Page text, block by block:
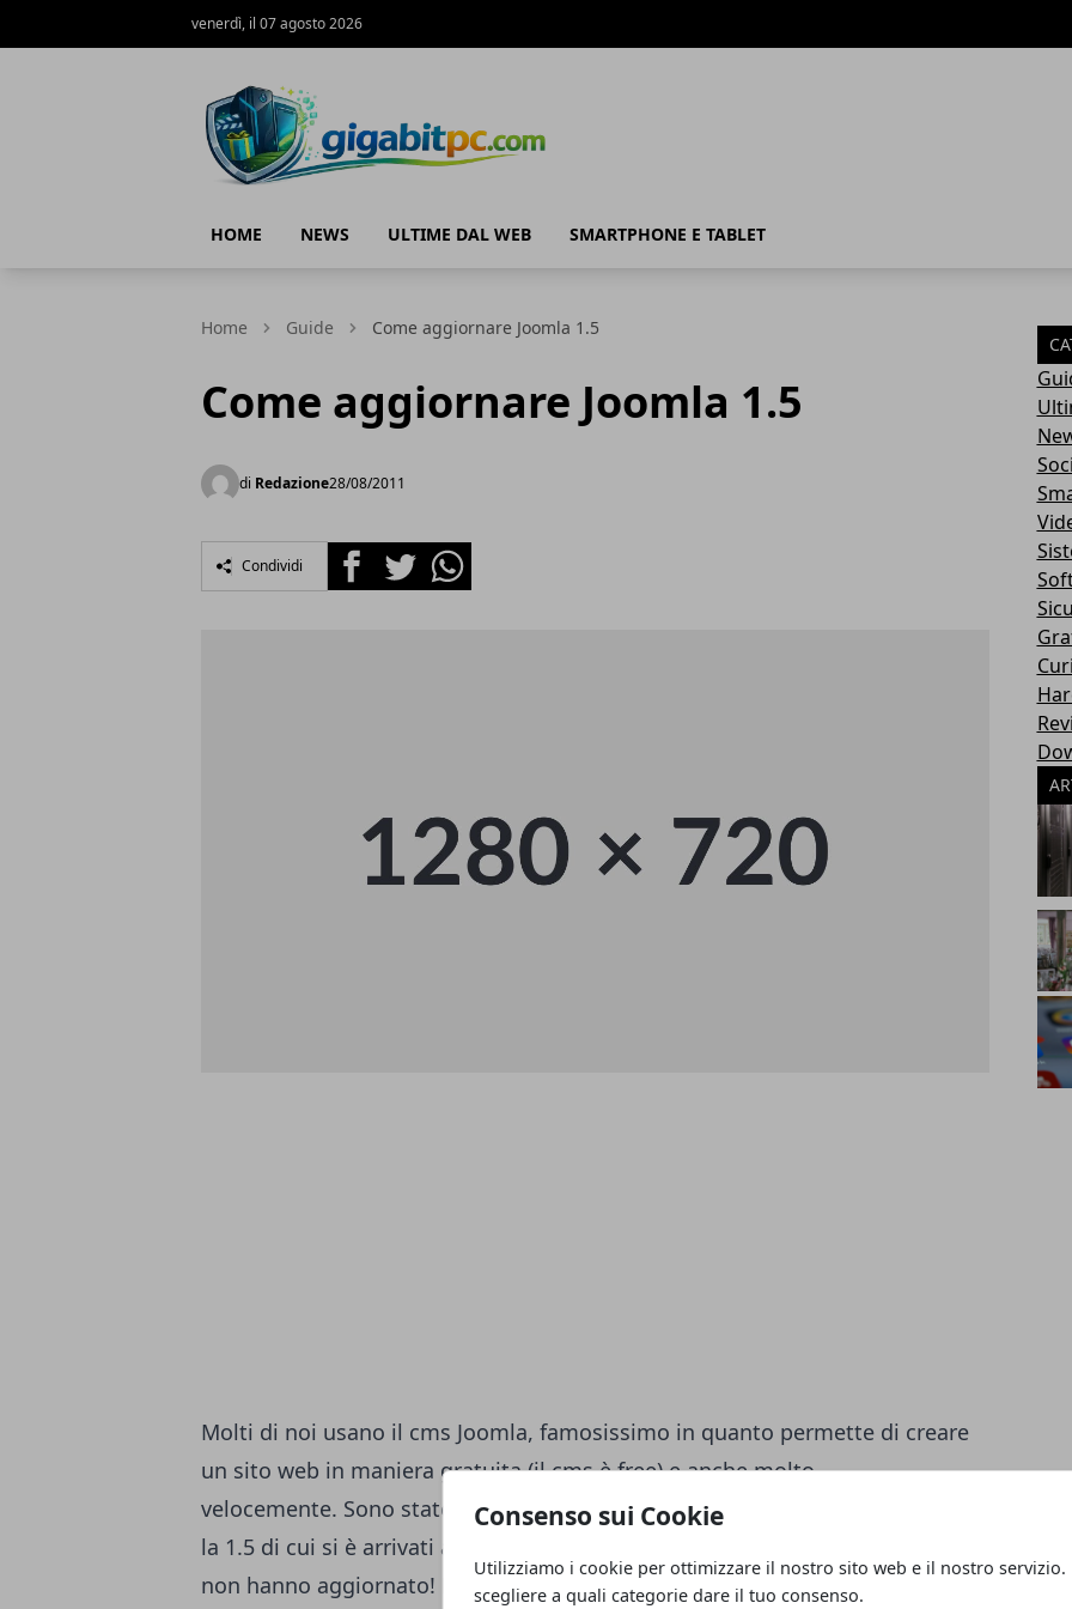
Consenso sui Cookie
Utilizziamo i cookie per ottimizzare il nostro sito web e il nostro servizio.
scegliere a quali categorie dare il tuo consenso.
venerdì, il 07 agosto 2026
HOME NEWS ULTIME DAL WEB SMARTPHONE E TABLET
Home Guide Come aggiornare Joomla 1.5
Come aggiornare Joomla 1.5
di Redazione28/08/2011
Condividi FacebookTwitterWhatsapp
Molti di noi usano il cms Joomla, famosissimo in quanto permette di creare
un sito web in maniera gratuita (il cms è free) e anche molto
velocemente. Sono state rilasciate varie versioni ma una molto utilizzata è
la 1.5 di cui si è arrivati alla release 1.5.23, molti però sono rimasti indietro e
non hanno aggiornato! Per rimediare possiamo scaricare daqua